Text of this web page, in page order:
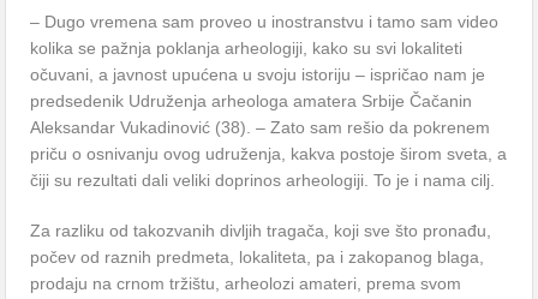
– Dugo vremena sam proveo u inostranstvu i tamo sam video
kolika se pažnja poklanja arheologiji, kako su svi lokaliteti
očuvani, a javnost upućena u svoju istoriju – ispričao nam je
predsedenik Udruženja arheologa amatera Srbije Čačanin
Aleksandar Vukadinović (38). – Zato sam rešio da pokrenem
priču o osnivanju ovog udruženja, kakva postoje širom sveta, a
čiji su rezultati dali veliki doprinos arheologiji. To je i nama cilj.
Za razliku od takozvanih divljih tragača, koji sve što pronađu,
počev od raznih predmeta, lokaliteta, pa i zakopanog blaga,
prodaju na crnom tržištu, arheolozi amateri, prema svom